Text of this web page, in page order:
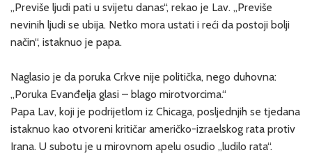
„Previše ljudi pati u svijetu danas“, rekao je Lav. „Previše
nevinih ljudi se ubija. Netko mora ustati i reći da postoji bolji
način“, istaknuo je papa.
Naglasio je da poruka Crkve nije politička, nego duhovna:
„Poruka Evanđelja glasi – blago mirotvorcima.“
Papa Lav, koji je podrijetlom iz Chicaga, posljednjih se tjedana
istaknuo kao otvoreni kritičar američko-izraelskog rata protiv
Irana. U subotu je u mirovnom apelu osudio „ludilo rata“.